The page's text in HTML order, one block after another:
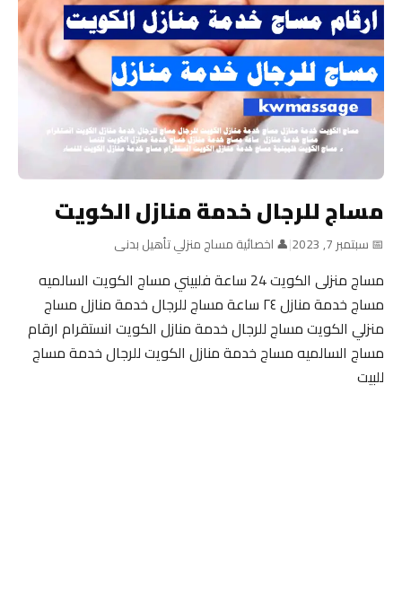
مساج للرجال خدمة منازل الكويت
📅 سبتمبر 7, 2023 |👤 اخصائية مساج منزلي تأهيل بدنى
مساج منزلى الكويت 24 ساعة فلبيني مساج الكويت السالميه
مساج خدمة منازل ٢٤ ساعة مساج للرجال خدمة منازل مساج
منزلي الكويت مساج للرجال خدمة منازل الكويت انستقرام ارقام
مساج السالميه مساج خدمة منازل الكويت للرجال خدمة مساج
للبيت